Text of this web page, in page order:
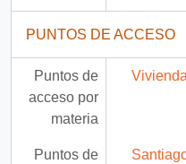
PUNTOS DE ACCESO
Puntos de
acceso por
materia
Vivienda
Puntos de